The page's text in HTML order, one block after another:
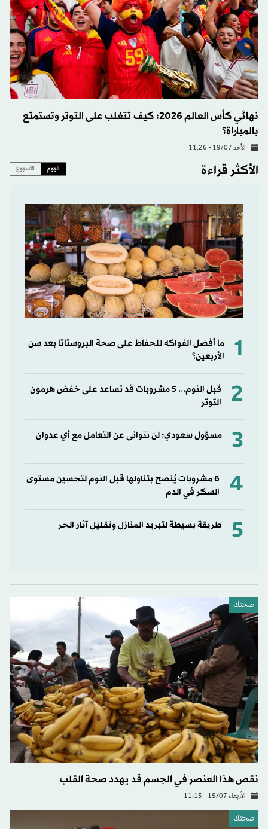
نهائي كأس العالم 2026: كيف تتغلب على التوتر وتستمتع
بالمباراة؟
الأحد 19/07 - 11:26
الأكثر قراءة اليوم الأسبوع
1
ما أفضل الفواكه للحفاظ على صحة البروستاتا بعد سن
الأربعين؟
2
قبل النوم... 5 مشروبات قد تساعد على خفض هرمون
التوتر
3 مسؤول سعودي: لن نتوانى عن التعامل مع أي عدوان
4
6 مشروبات يُنصح بتناولها قبل النوم لتحسين مستوى
السكر في الدم
5 طريقة بسيطة لتبريد المنازل وتقليل آثار الحر
صحتك
نقص هذا العنصر في الجسم قد يهدد صحة القلب
الأربعاء 15/07 - 11:13
صحتك